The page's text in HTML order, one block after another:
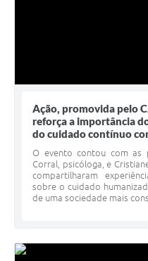
Ação, promovida pelo
reforça a importância
do cuidado contínuo
O evento contou com as
Corral, psicóloga, e
compartilharam
sobre o cuidado
de uma sociedade mais